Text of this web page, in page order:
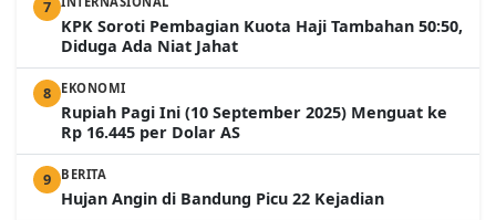
7
KPK Soroti Pembagian Kuota Haji Tambahan 50:50,
Diduga Ada Niat Jahat
8 EKONOMI
Rupiah Pagi Ini (10 September 2025) Menguat ke
Rp 16.445 per Dolar AS
9 BERITA
Hujan Angin di Bandung Picu 22 Kejadian